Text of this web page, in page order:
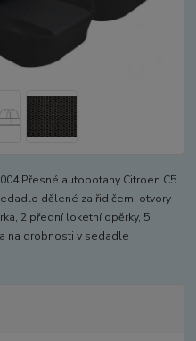
autopotahy Citroen C5
dělené za řidičem, otvory
2 přední loketní opěrky, 5
na drobnosti v sedadle